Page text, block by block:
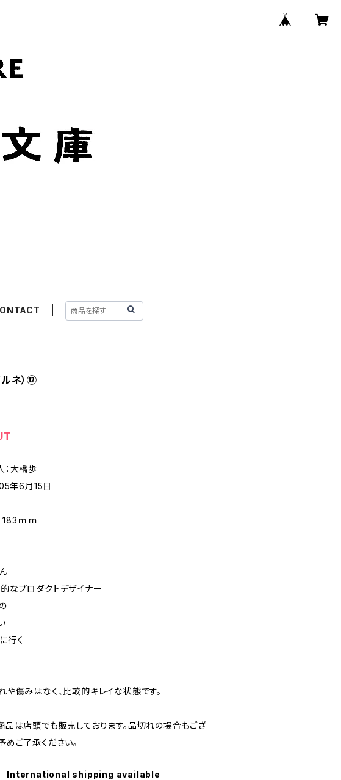
ルネ）⑫
：大橋歩
年6月15日
ｍｍ
なプロダクトデザイナー
行く
や傷みはなく、比較的キレイな状態です。
品は店頭でも販売しております。品切れの場合もござ
めご了承ください。
International shipping available